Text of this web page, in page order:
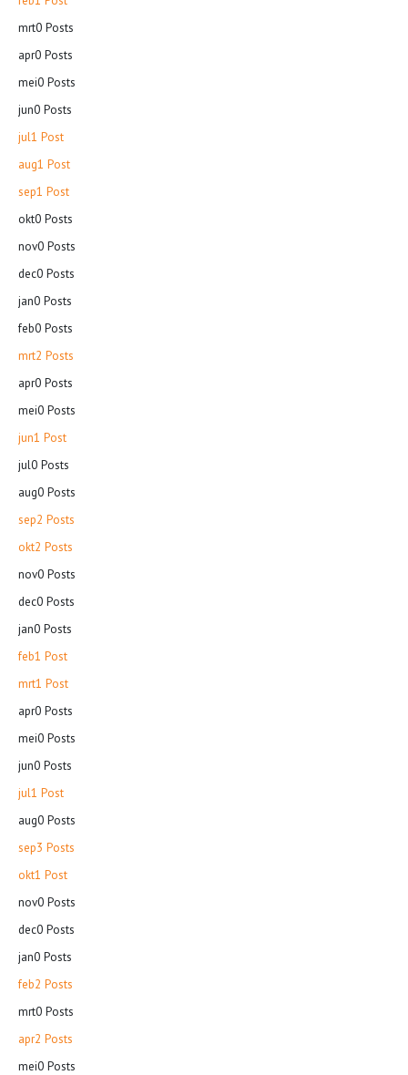
mrt0 Posts
apr0 Posts
mei0 Posts
jun0 Posts
jul1 Post
aug1 Post
sep1 Post
okt0 Posts
nov0 Posts
dec0 Posts
jan0 Posts
feb0 Posts
mrt2 Posts
apr0 Posts
mei0 Posts
jun1 Post
jul0 Posts
aug0 Posts
sep2 Posts
okt2 Posts
nov0 Posts
dec0 Posts
jan0 Posts
feb1 Post
mrt1 Post
apr0 Posts
mei0 Posts
jun0 Posts
jul1 Post
aug0 Posts
sep3 Posts
okt1 Post
nov0 Posts
dec0 Posts
jan0 Posts
feb2 Posts
mrt0 Posts
apr2 Posts
mei0 Posts